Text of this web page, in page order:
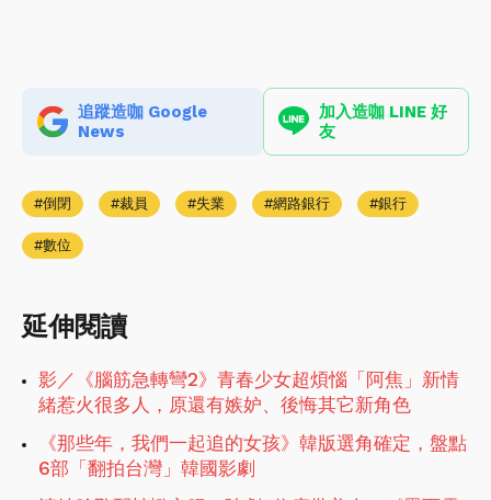
追蹤造咖 Google
News
加入造咖 LINE 好
友
倒閉 裁員 失業 網路銀行 銀行
數位
延伸閱讀
影／《腦筋急轉彎2》青春少女超煩惱「阿焦」新情
緒惹火很多人，原還有嫉妒、後悔其它新角色
《那些年，我們一起追的女孩》韓版選角確定，盤點
6部「翻拍台灣」韓國影劇